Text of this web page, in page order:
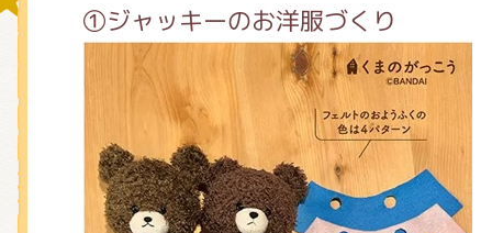
①ジャッキーのお洋服づくり
チア ジャッキーズ！
くまのがっこう しょくいんしつ